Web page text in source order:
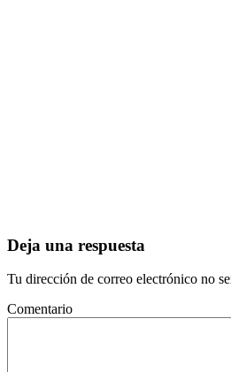
Deja una respuesta
Tu dirección de correo electrónico no
Comentario